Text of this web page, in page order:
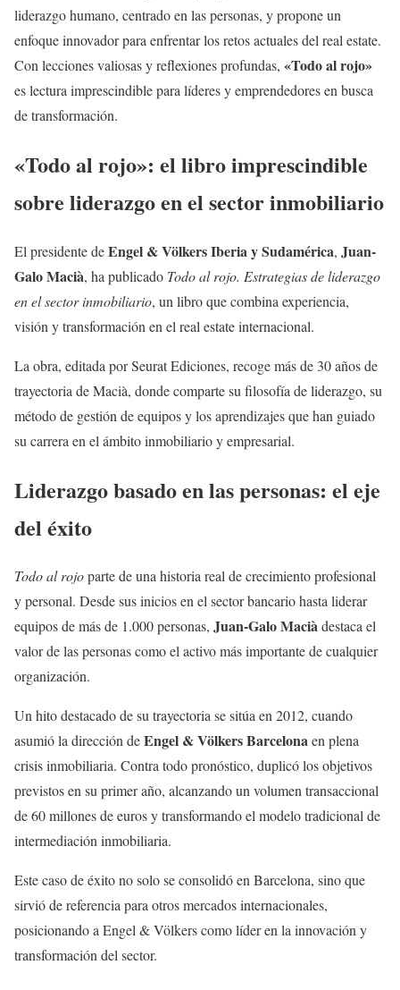
liderazgo humano, centrado en las personas, y propone un
enfoque innovador para enfrentar los retos actuales del real estate.
Con lecciones valiosas y reflexiones profundas, «Todo al rojo»
es lectura imprescindible para líderes y emprendedores en busca
de transformación.
«Todo al rojo»: el libro imprescindible
sobre liderazgo en el sector inmobiliario
El presidente deEngel & Völkers Iberia y Sudamérica, Juan-
Galo Macià, ha publicado Todo al rojo. Estrategias de liderazgo
en el sector inmobiliario, un libro que combina experiencia,
visión y transformación en el real estate internacional.
La obra, editada por Seurat Ediciones, recoge más de 30 años de
trayectoria de Macià, donde comparte su filosofía de liderazgo, su
método de gestión de equipos y los aprendizajes que han guiado
su carrera en el ámbito inmobiliario y empresarial.
Liderazgo basado en las personas: el eje
del éxito
Todo al rojoparte de una historia real de crecimiento profesional
y personal. Desde sus inicios en el sector bancario hasta liderar
equipos de más de 1.000 personas, Juan-Galo Maciàdestaca el
valor de las personas como el activo más importante de cualquier
organización.
Un hito destacado de su trayectoria se sitúa en 2012, cuando
asumió la dirección deEngel & Völkers Barcelonaen plena
crisis inmobiliaria. Contra todo pronóstico, duplicó los objetivos
previstos en su primer año, alcanzando un volumen transaccional
de 60 millones de euros y transformando el modelo tradicional de
intermediación inmobiliaria.
Este caso de éxito no solo se consolidó en Barcelona, sino que
sirvió de referencia para otros mercados internacionales,
posicionando a Engel & Völkers como líder en la innovación y
transformación del sector.